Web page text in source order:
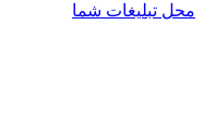
محل تبلیغات شما